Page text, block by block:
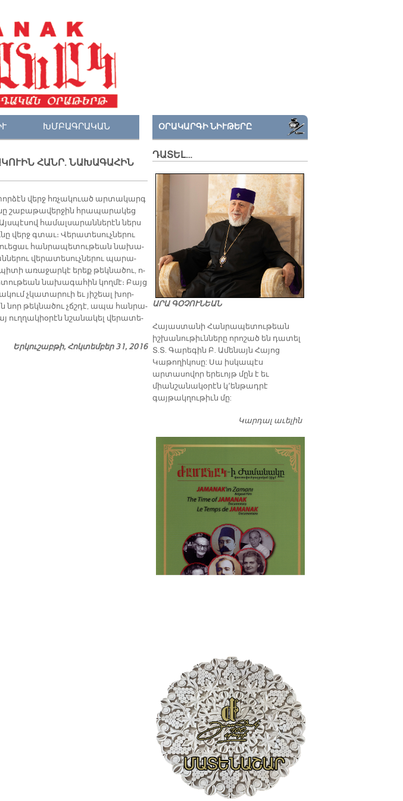
ԽՄԲԱԳՐԱԿԱՆ
ՀԱՆՐ. ՆԱԽԱԳԱՀԻՆ
վերջ հռչա­կուած ար­տա­կարգ
շա­բա­թա­վեր­ջին հրա­պա­րա­կեց
հա­մալ­սա­րան­նե­րէն ներս
վերջ գտաւ։ Վե­րա­տե­սուչ­նե­րու
հան­րա­պե­տու­թեան նա­խա­
վե­րա­տե­սուչ­նե­րու պա­րա­
ա­ռա­ջար­կէ ե­րեք թեկ­նա­ծու, ո­
նա­խա­գա­հին կող­մէ։ Բայց
չկա­տա­րուի եւ յի­շեալ խոր­
նոր թեկ­նա­ծու չճշդէ, ա­պա հան­րա­
նշա­նա­կել վե­րա­տե­
Երկուշաբթի, Հոկտեմբեր 31, 2016
ՕՐԱԿԱՐԳԻ ՆԻՒԹԵՐԸ
ԴԱՏԵԼ…
ԱՐԱ ԳՕՉՈՒՆԵԱՆ
​Հայաստանի Հանրապետութեան
իշխանութիւնները որոշած են դատել
Տ.Տ. Գարեգին Բ. Ամենայն Հայոց
Կաթողիկոսը: Սա իսկապէս
արտասովոր երեւոյթ մըն է եւ
միանշանակօրէն կ՚ենթադրէ
գայթակղութիւն մը:
Կարդալ աւելինԴատել…